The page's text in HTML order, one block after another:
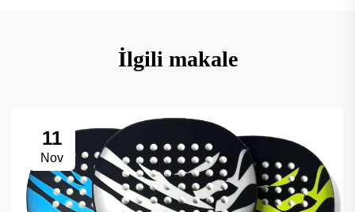
İlgili makale
11
Nov